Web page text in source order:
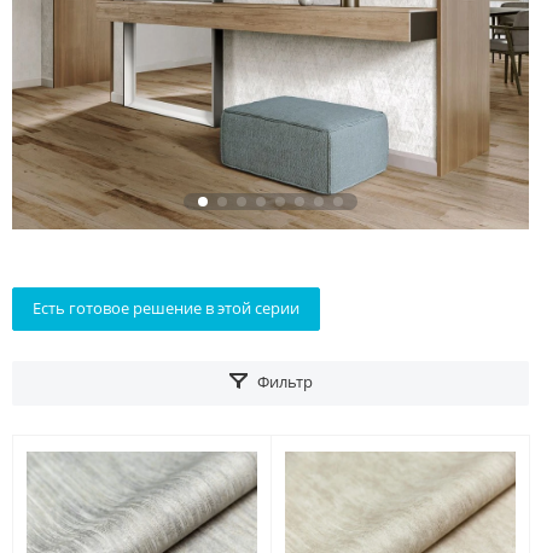
Есть готовое решение в этой серии
Фильтр